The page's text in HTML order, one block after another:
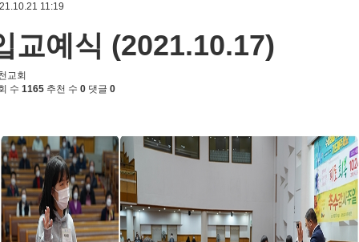
11:19
교예식 (2021.10.17)
교회
수 1165 추천 수 0 댓글 0